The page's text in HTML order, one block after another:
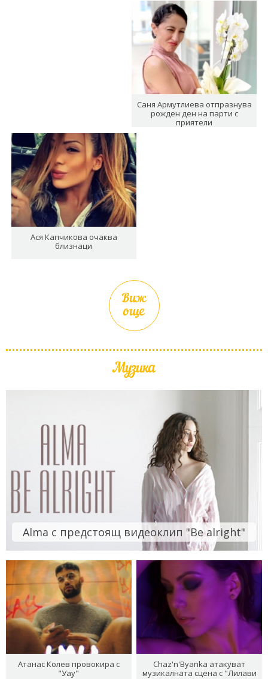
Саня Армутлиева отпразнува
рожден ден на парти с
приятели
Ася Капчикова очаква
близнаци
Виж
още
Музика
Alma с предстоящ видеоклип "Be alright"
Атанас Колев провокира с
"Уау"
Chaz'n'Byanka атакуват
музикалната сцена с "Лилави